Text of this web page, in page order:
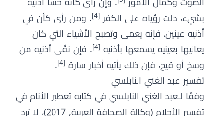
بشيء، دلت رؤياه على الكفر [4] . ومن رأى كأن في
أذنيه عينين، فإنه يعمى وتصبح الأشياء التي كان
يعانيها بعينيه يسمعها بأذنيه [4] . فإن نقّى أذنيه من
وسخ أو قيح، فإن ذلك يأتيه أخبار سارة [4]
.
تفسير عبد الغني النابلسي
وفقًا لـعبد الغني النابلسي في كتابه تعطير الأنام في
تفسير الأحلام (وكالة الصحافة العربية, 2017)، لا ترد